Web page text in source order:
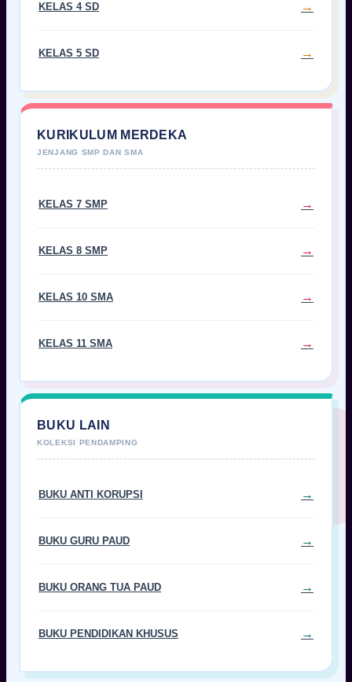
KELAS 4 SD
KELAS 5 SD
KURIKULUM MERDEKA
KELAS 7 SMP
KELAS 8 SMP
KELAS 10 SMA
KELAS 11 SMA
BUKU LAIN
BUKU ANTI KORUPSI
BUKU GURU PAUD
BUKU ORANG TUA PAUD
BUKU PENDIDIKAN KHUSUS